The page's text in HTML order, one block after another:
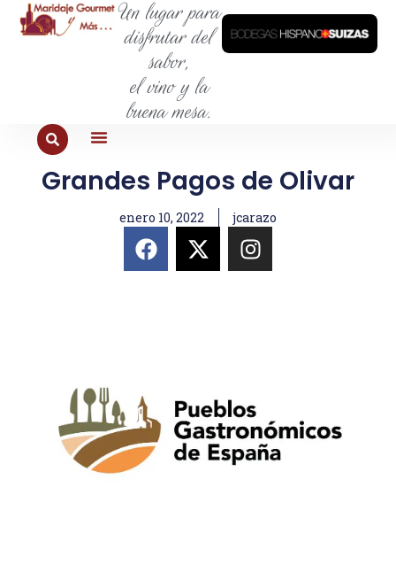
Un lugar para
disfrutar del
sabor,
el vino y la
buena mesa.
Grandes Pagos de Olivar
enero 10, 2022 jcarazo